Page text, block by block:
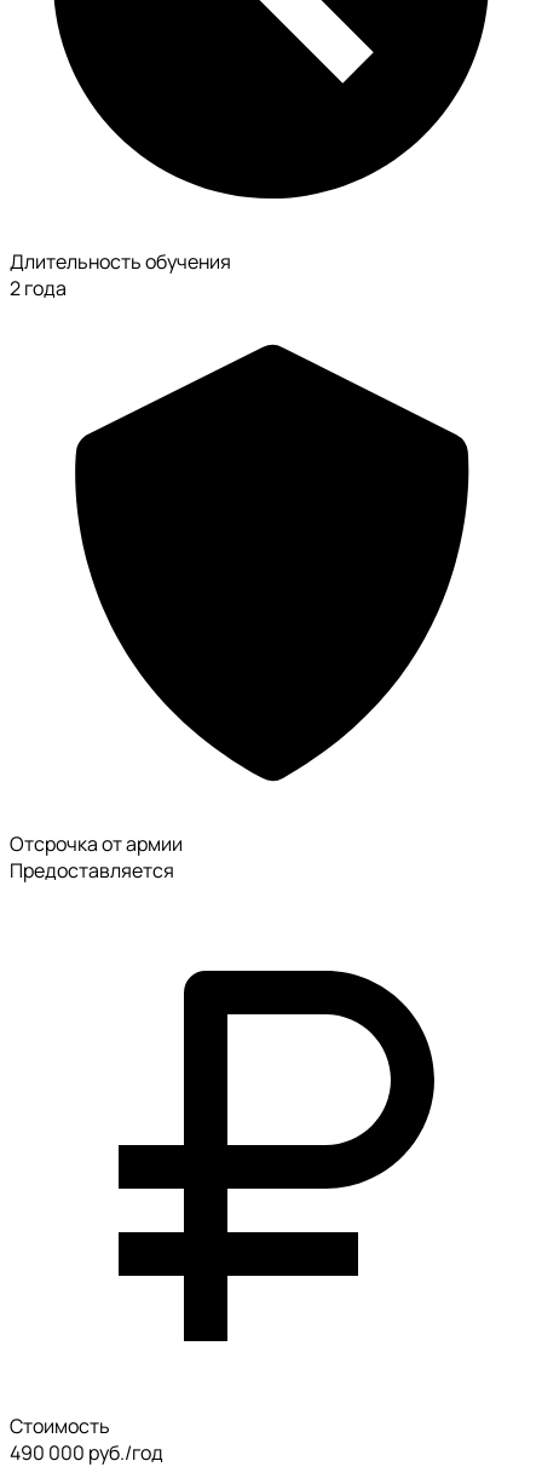
Длительность обучения
2 года
Отсрочка от армии
Предоставляется
Стоимость
490 000 руб./год